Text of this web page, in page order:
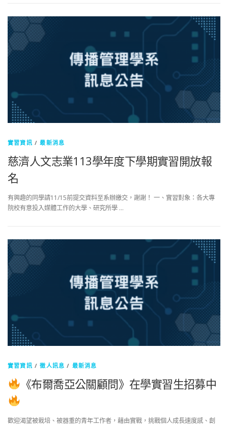
實習資訊 /最新消息
慈濟人文志業113學年度下學期實習開放報
名
有興趣的同學請11/15前提交資料至系辦繳交，謝謝！ 一、實習對象：各大專
院校有意投入媒體工作的大學、研究所學 …
實習資訊 /徵人訊息 / 最新消息
《布爾喬亞公關顧問》在學實習生招募中
歡迎渴望被栽培、被器重的青年工作者，藉由實戰，挑戰個人成長速度感、創